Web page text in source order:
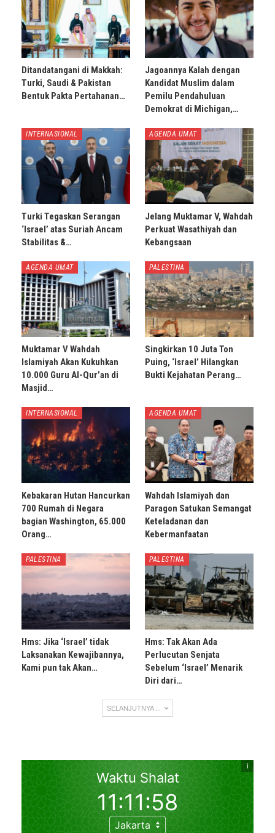
Ditandatangani di Makkah:
Turki, Saudi & Pakistan
Bentuk Pakta Pertahanan…
Jagoannya Kalah dengan
Kandidat Muslim dalam
Pemilu Pendahuluan
Demokrat di Michigan,…
INTERNASIONAL
Turki Tegaskan Serangan
‘Israel’ atas Suriah Ancam
Stabilitas &…
AGENDA UMAT
Jelang Muktamar V, Wahdah
Perkuat Wasathiyah dan
Kebangsaan
AGENDA UMAT
Muktamar V Wahdah
Islamiyah Akan Kukuhkan
10.000 Guru Al-Qur’an di
Masjid…
PALESTINA
Singkirkan 10 Juta Ton
Puing, ‘Israel’ Hilangkan
Bukti Kejahatan Perang…
INTERNASIONAL
Kebakaran Hutan Hancurkan
700 Rumah di Negara
bagian Washington, 65.000
Orang…
AGENDA UMAT
Wahdah Islamiyah dan
Paragon Satukan Semangat
Keteladanan dan
Kebermanfaatan
PALESTINA
Hms: Jika ‘Israel’ tidak
Laksanakan Kewajibannya,
Kami pun tak Akan…
PALESTINA
Hms: Tak Akan Ada
Perlucutan Senjata
Sebelum ‘Israel’ Menarik
Diri dari…
SELANJUTNYA ...